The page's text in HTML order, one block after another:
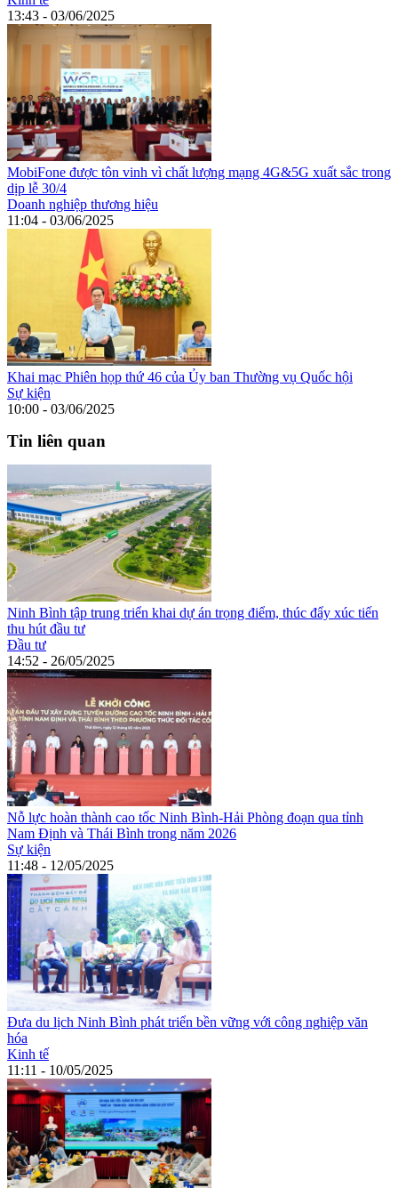
13:43 - 03/06/2025
MobiFone được tôn vinh vì chất lượng mạng 4G&5G xuất sắc trong
dịp lễ 30/4
Doanh nghiệp thương hiệu
11:04 - 03/06/2025
Khai mạc Phiên họp thứ 46 của Ủy ban Thường vụ Quốc hội
Sự kiện
10:00 - 03/06/2025
Tin liên quan
Ninh Bình tập trung triển khai dự án trọng điểm, thúc đẩy xúc tiến
thu hút đầu tư
Đầu tư
14:52 - 26/05/2025
Nỗ lực hoàn thành cao tốc Ninh Bình-Hải Phòng đoạn qua tỉnh
Nam Định và Thái Bình trong năm 2026
Sự kiện
11:48 - 12/05/2025
Đưa du lịch Ninh Bình phát triển bền vững với công nghiệp văn
hóa
Kinh tế
11:11 - 10/05/2025